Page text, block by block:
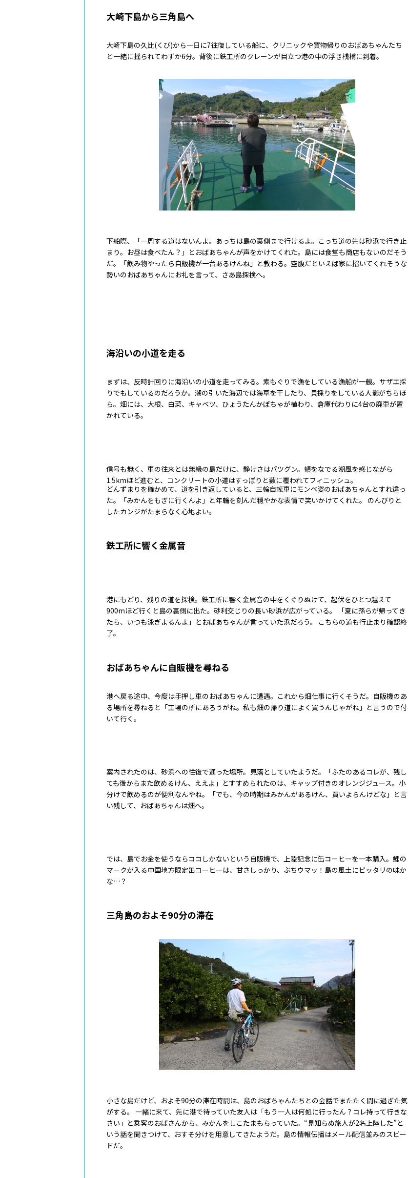
大崎下島から三角島へ
大崎下島の久比(くび)から一日に7往復している船に、クリニックや買物帰りのおばあちゃんたち
と一緒に揺られてわずか6分。背後に鉄工所のクレーンが目立つ港の中の浮き桟橋に到着。
下船際、「一周する道はないんよ。あっちは島の裏側まで行けるよ。こっち道の先は砂浜で行き止
まり。お昼は食べたん？」とおばあちゃんが声をかけてくれた。島には食堂も商店もないのだそう
だ。「飲み物やったら自販機が一台あるけんね」と教わる。空腹だといえば家に招いてくれそうな
勢いのおばあちゃんにお礼を言って、さあ島探検へ。
海沿いの小道を走る
まずは、反時計回りに海沿いの小道を走ってみる。素もぐりで漁をしている漁船が一艘。サザエ採
りでもしているのだろうか。潮の引いた海辺では海草を干したり、貝採りをしている人影がちらほ
ら。畑には、大根、白菜、キャベツ、ひょうたんかぼちゃが植わり、倉庫代わりに4台の廃車が置
かれている。
信号も無く、車の往来とは無縁の島だけに、静けさはバツグン。頬をなでる潮風を感じながら
1.5kmほど進むと、コンクリートの小道はすっぽりと藪に覆われてフィニッシュ。
どんずまりを確かめて、道を引き返していると、三輪自転車にモンペ姿のおばあちゃんとすれ違っ
た。「みかんをもぎに行くんよ」と年輪を刻んだ穏やかな表情で笑いかけてくれた。 のんびりと
したカンジがたまらなく心地よい。
鉄工所に響く金属音
港にもどり、残りの道を探検。鉄工所に響く金属音の中をくぐりぬけて、起伏をひとつ越えて
900mほど行くと島の裏側に出た。砂利交じりの長い砂浜が広がっている。 「夏に孫らが帰ってき
たら、いつも泳ぎよるんよ」とおばあちゃんが言っていた浜だろう。 こちらの道も行止まり確認終
了。
おばあちゃんに自販機を尋ねる
港へ戻る途中、今度は手押し車のおばあちゃんに遭遇。これから畑仕事に行くそうだ。自販機のあ
る場所を尋ねると「工場の所にあろうがね。私も畑の帰り道によく買うんじゃがね」と言うので付
いて行く。
案内されたのは、砂浜への往復で通った場所。見落としていたようだ。「ふたのあるコレが、残し
ても後からまた飲めるけん、ええよ」とすすめられたのは、キャップ付きのオレンジジュース。小
分けで飲めるのが便利なんやね。「でも、今の時期はみかんがあるけん、買いよらんけどな」と言
い残して、おばあちゃんは畑へ。
では、島でお金を使うならココしかないという自販機で、上陸記念に缶コーヒーを一本購入。鯉の
マークが入る中国地方限定缶コーヒーは、甘さしっかり、ぶちウマッ！島の風土にピッタリの味か
な…？
三角島のおよそ90分の滞在
小さな島だけど、およそ90分の滞在時間は、島のおばちゃんたちとの会話でまたたく間に過ぎた気
がする。 一緒に来て、先に港で待っていた友人は「もう一人は何処に行ったん？コレ持って行きな
さい」と乗客のおばさんから、みかんをしこたまもらっていた。“見知らぬ旅人が2名上陸した”と
いう話を聞きつけて、おすそ分けを用意してきたようだ。島の情報伝播はメール配信並みのスピー
ドだ。